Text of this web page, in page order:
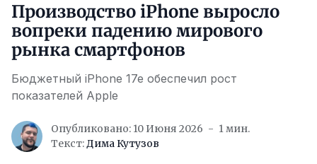
Производство iPhone выросло
вопреки падению мирового
рынка смартфонов
Бюджетный iPhone 17e обеспечил рост
показателей Apple
Опубликовано: 10 Июня 2026
1 мин.
Текст:Дима Кутузов